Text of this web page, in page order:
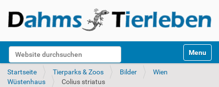
Website durchsuchen
k
Toggle
Startseite Tierparks & Zoos Bilder
Wien
Wüstenhaus
Colius striatus